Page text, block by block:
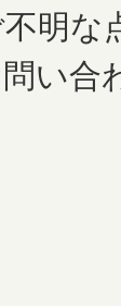
明な
い合